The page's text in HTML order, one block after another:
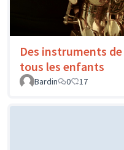
Des instruments
tous les enfants
Bardin
0 17